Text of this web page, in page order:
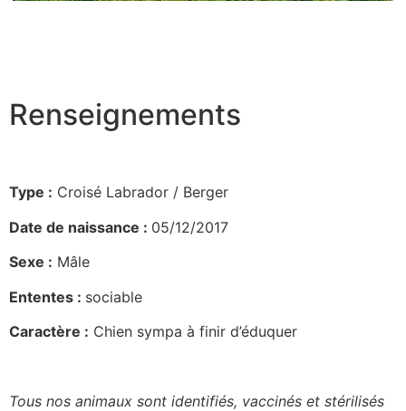
Renseignements
Type : Croisé Labrador / Berger
Date de naissance : 05/12/2017
Sexe : Mâle
Ententes : sociable
Caractère : Chien sympa à finir d’éduquer
Tous nos animaux sont identifiés, vaccinés et stérilisés